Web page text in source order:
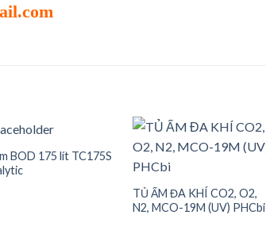
BOD 175 lít TC175S
Add to
wishlist
TỦ ẤM ĐA KHÍ CO2, O2,
N2, MCO-19M (UV) PHCbi